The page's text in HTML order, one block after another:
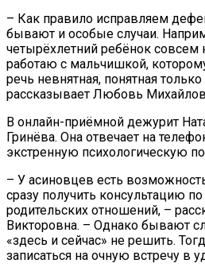
– Как правило исправляем
бывают и особые случаи.
четырёхлетний ребёнок совсем
работаю с мальчишкой,
речь невнятная, понятная
рассказывает Любовь
В онлайн-приёмной дежурит
Гринёва. Она отвечает на
экстренную психологическую
– У асиновцев есть
сразу получить консультацию
родительских отношений, –
Викторовна. – Однако бывают
«здесь и сейчас» не решить.
записаться на очную встречу в